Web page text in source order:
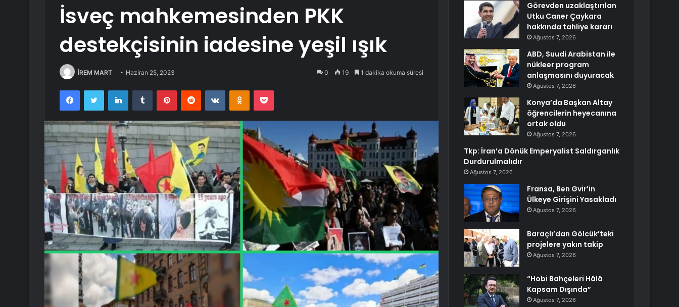
İsveç mahkemesinden PKK
destekçisinin iadesine yeşil ışık
İREM MART Haziran 25, 2023 0 19 1 dakika okuma süresi
FacebookTwitter LinkedInTumblr PinterestReddit VKontakteOdnoklassniki
Pocket
Görevden uzaklaştırılan
Utku Caner Çaykara
hakkında tahliye kararı
Ağustos 7, 2026
ABD, Suudi Arabistan ile
nükleer program
anlaşmasını duyuracak
Ağustos 7, 2026
Konya’da Başkan Altay
öğrencilerin heyecanına
ortak oldu
Ağustos 7, 2026
Tkp: İran’a Dönük Emperyalist Saldırganlık
Durdurulmalıdır
Ağustos 7, 2026
Fransa, Ben Gvir’in
Ülkeye Girişini Yasakladı
Ağustos 7, 2026
Baraçlı’dan Gölcük’teki
projelere yakın takip
Ağustos 7, 2026
“Hobi Bahçeleri Hâlâ
Kapsam Dışında”
Ağustos 7, 2026